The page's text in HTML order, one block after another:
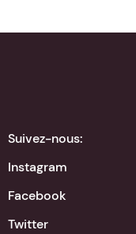
Suivez-nous:
Instagram
Facebook
Twitter